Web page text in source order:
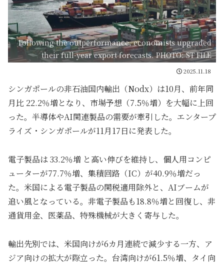
Following the outperformance, economists upgraded
their full-year export forecasts. PHOTO: ST FILE
2025.11.18
シンガポールの非石油国内輸出（Nodx）は10月、前年同
月比 22.2％増となり、市場予想（7.5％増）を大幅に上回
った。半導体やAI関連製品の需要が牽引した。エンタープ
ライズ・シンガポールが11月17日に発表した。
電子製品は 33.2％増 と高い伸びを維持し、個人用コンピ
ューターが77.7％増、集積回路（IC）が40.9％増だっ
た。米国による電子製品の関税適用除外と、AIブームが
追い風となっている。非電子製品も18.8％増と回復し、非
通貨用金、医薬品、特殊機械が大きく寄与した。
輸出先別では、米国向けが6カ月連続で減少する一方、ア
ジア向けの拡大が際立った。台湾向けが61.5％増、タイ向